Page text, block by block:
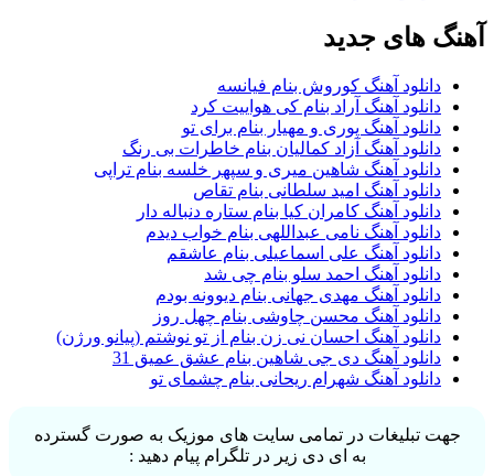
آهنگ های جدید
دانلود آهنگ کوروش بنام فیانسه
دانلود آهنگ آراد بنام کی هواییت کرد
دانلود آهنگ پوری و مهیار بنام برای تو
دانلود آهنگ آزاد کمالیان بنام خاطرات بی رنگ
دانلود آهنگ شاهین میری و سپهر خلسه بنام تراپی
دانلود آهنگ امید سلطانی بنام تقاص
دانلود آهنگ کامران کیا بنام ستاره دنباله دار
دانلود آهنگ نامی عبداللهی بنام خواب دیدم
دانلود آهنگ علی اسماعیلی بنام عاشقم
دانلود آهنگ احمد سلو بنام چی شد
دانلود آهنگ مهدی جهانی بنام دیوونه بودم
دانلود آهنگ محسن چاوشی بنام چهل روز
دانلود آهنگ احسان نی زن بنام از تو نوشتم (پیانو ورژن)
دانلود آهنگ دی جی شاهین بنام عشق عمیق 31
دانلود آهنگ شهرام ریحانی بنام چشمای تو
جهت تبلیغات در تمامی سایت های موزیک به صورت گسترده
به ای دی زیر در تلگرام پیام دهید :